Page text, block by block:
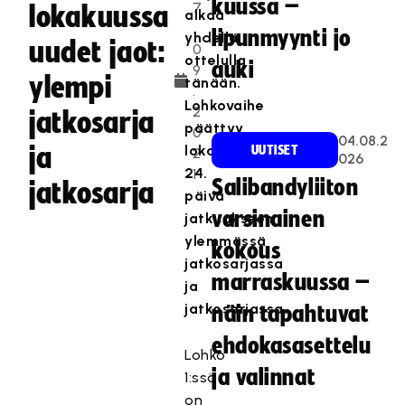
lokakuussa
uudet jaot:
ylempi
jatkosarja
ja
jatkosarja
7
.
0
9
.
2
0
2
1
alkaa
yhdellä
ottelulla
tänään.
Lohkovaihe
päättyy
lokakuun
24.
päivä
jatkuakseen
ylemmässä
jatkosarjassa
ja
jatkosarjassa.
Lohko
1:ssä
on
kuussa –
lipunmyynti jo
auki
UUTISET
04.08.2
026
Salibandyliiton
varsinainen
kokous
marraskuussa –
näin tapahtuvat
ehdokasasettelu
ja valinnat